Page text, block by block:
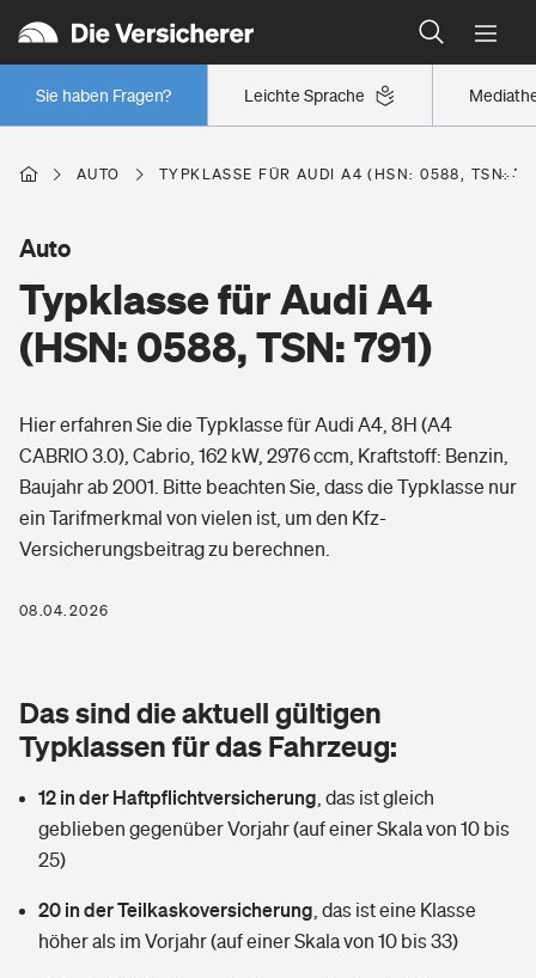
Leichte Sprache
Sie haben Fragen?
Wer versichert was: Jetzt Versicherer finden
Regionalklassen: So ist Ihre Region eingestuft
Wer versichert was: Jetzt Versicherer finden
Berufsunfähigkeitsversicherung
Erwerbsunfähigkeitsversicherung
Grundfähigkeitsversicherung
Arbeitsrechtsschutz
Berufshaftpflichtversicherung
Zur Übersicht
Tools
Wer versichert was: Jetzt Versicherer finden
Sie haben Fragen?
Wohnen
Glasversicherung
Mietkautionsversicherung
Restkreditversicherung
Freizeit
Pri­vate Haft­pflicht­
Kinderunfall­ver­si­che­rung
Kinderinvalidität
Hundehalter-Haftpflicht
Gesundheit
Private Krankenversicherung
Dread-Disease-Versicherung
Tierkrankenversicherung
Zur Übersicht
Tools
AUTO TYPKLASSE FÜR AUDI A4 (HSN: 0588, TSN:
Typklasse für Audi A4
(HSN: 0588, TSN: 791)
Auto
Hier erfahren Sie die Typklasse für Audi A4, 8H (A4
CABRIO 3.0), Cabrio, 162 kW, 2976 ccm, Kraftstoff: Benzin,
Baujahr ab 2001. Bitte beachten Sie, dass die Typklasse nur
ein Tarifmerkmal von vielen ist, um den Kfz-
Versicherungsbeitrag zu berechnen.
08.04.2026
Das sind die aktuell gültigen
Typklassen für das Fahrzeug:
12 in der Haftpflichtversicherung das ist gleich
geblieben gegenüber Vorjahr (auf einer Skala von 10 bis
25)
20 in der Teilkaskoversicherung das ist eine Klasse
höher als im Vorjahr (auf einer Skala von 10 bis 33)